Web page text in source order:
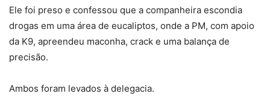
Ele foi preso e confessou que a companheira escondia
drogas em uma área de eucaliptos, onde a PM, com apoio
da K9, apreendeu maconha, crack e uma balança de
precisão.
Ambos foram levados à delegacia.